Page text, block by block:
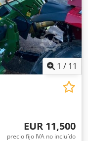
1 / 11
EUR 11,500
precio fijo IVA no incluído